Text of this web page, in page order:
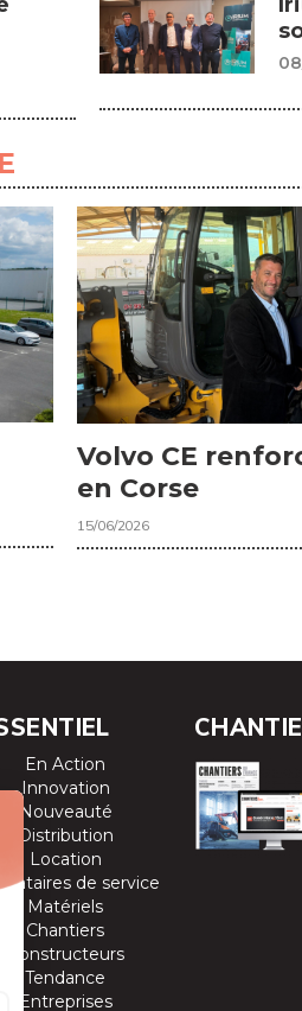
Volvo CE
en Corse
15/06/2026
En Action
Innovation
Nouveauté
Distribution
Location
de service
Matériels
Chantiers
Constructeurs
Tendance
Entreprises